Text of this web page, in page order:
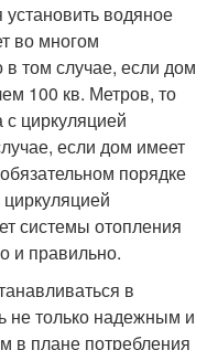
водяное
во многом
том случае, если дом
100 кв. Метров, то
с циркуляцией
если дом имеет
порядке
системы отопления
и правильно.
в
не только надежным и
в плане потребления